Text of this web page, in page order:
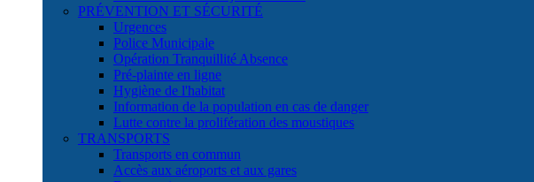
PRÉVENTION ET SÉCURITÉ
Urgences
Police Municipale
Opération Tranquillité Absence
Pré-plainte en ligne
Hygiène de l'habitat
Information de la population en cas de danger
Lutte contre la prolifération des moustiques
TRANSPORTS
Transports en commun
Accès aux aéroports et aux gares